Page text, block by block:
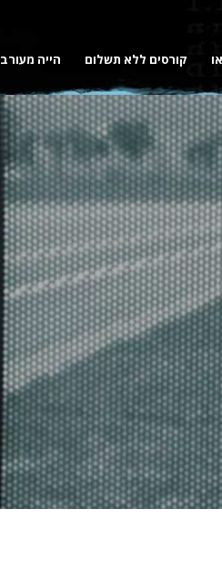
קורסים ללא תשלום הייה מעורב